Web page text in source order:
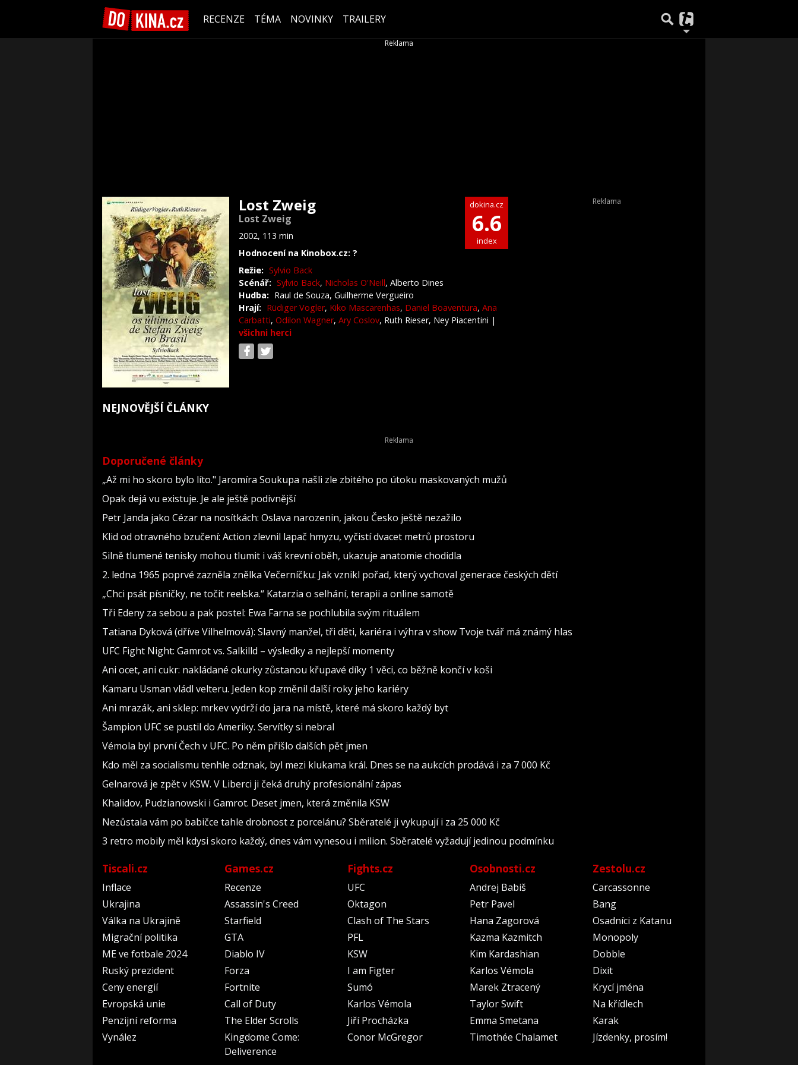
RECENZE TÉMA NOVINKY TRAILERY
Lost Zweig
Lost Zweig
2002, 113 min
Hodnocení na Kinobox.cz: ?
dokina.cz
6.6
index
Režie: Sylvio Back
Scénář: Sylvio Back, Nicholas O'Neill, Alberto Dines
Hudba: Raul de Souza, Guilherme Vergueiro
Hrají: Rüdiger Vogler, Kiko Mascarenhas, Daniel Boaventura, Ana
Carbatti, Odilon Wagner, Ary Coslov, Ruth Rieser, Ney Piacentini |
všichni herci
NEJNOVĚJŠÍ ČLÁNKY
Doporučené články
„Až mi ho skoro bylo líto." Jaromíra Soukupa našli zle zbitého po útoku maskovaných mužů
Opak dejá vu existuje. Je ale ještě podivnější
Petr Janda jako Cézar na nosítkách: Oslava narozenin, jakou Česko ještě nezažilo
Klid od otravného bzučení: Action zlevnil lapač hmyzu, vyčistí dvacet metrů prostoru
Silně tlumené tenisky mohou tlumit i váš krevní oběh, ukazuje anatomie chodidla
2. ledna 1965 poprvé zazněla znělka Večerníčku: Jak vznikl pořad, který vychoval generace českých dětí
„Chci psát písničky, ne točit reelska.“ Katarzia o selhání, terapii a online samotě
Tři Edeny za sebou a pak postel: Ewa Farna se pochlubila svým rituálem
Tatiana Dyková (dříve Vilhelmová): Slavný manžel, tři děti, kariéra i výhra v show Tvoje tvář má známý hlas
UFC Fight Night: Gamrot vs. Salkilld – výsledky a nejlepší momenty
Ani ocet, ani cukr: nakládané okurky zůstanou křupavé díky 1 věci, co běžně končí v koši
Kamaru Usman vládl velteru. Jeden kop změnil další roky jeho kariéry
Ani mrazák, ani sklep: mrkev vydrží do jara na místě, které má skoro každý byt
Šampion UFC se pustil do Ameriky. Servítky si nebral
Vémola byl první Čech v UFC. Po něm přišlo dalších pět jmen
Kdo měl za socialismu tenhle odznak, byl mezi klukama král. Dnes se na aukcích prodává i za 7 000 Kč
Gelnarová je zpět v KSW. V Liberci ji čeká druhý profesionální zápas
Khalidov, Pudzianowski i Gamrot. Deset jmen, která změnila KSW
Nezůstala vám po babičce tahle drobnost z porcelánu? Sběratelé ji vykupují i za 25 000 Kč
3 retro mobily měl kdysi skoro každý, dnes vám vynesou i milion. Sběratelé vyžadují jedinou podmínku
Tiscali.cz
Inflace
Ukrajina
Válka na Ukrajině
Migrační politika
ME ve fotbale 2024
Ruský prezident
Ceny energií
Evropská unie
Penzijní reforma
Vynález
Games.cz
Recenze
Assassin's Creed
Starfield
GTA
Diablo IV
Forza
Fortnite
Call of Duty
The Elder Scrolls
Kingdome Come:
Deliverence
Fights.cz
UFC
Oktagon
Clash of The Stars
PFL
KSW
I am Figter
Sumó
Karlos Vémola
Jiří Procházka
Conor McGregor
Osobnosti.cz
Andrej Babiš
Petr Pavel
Hana Zagorová
Kazma Kazmitch
Kim Kardashian
Karlos Vémola
Marek Ztracený
Taylor Swift
Emma Smetana
Timothée Chalamet
Zestolu.cz
Carcassonne
Bang
Osadníci z Katanu
Monopoly
Dobble
Dixit
Krycí jména
Na křídlech
Karak
Jízdenky, prosím!